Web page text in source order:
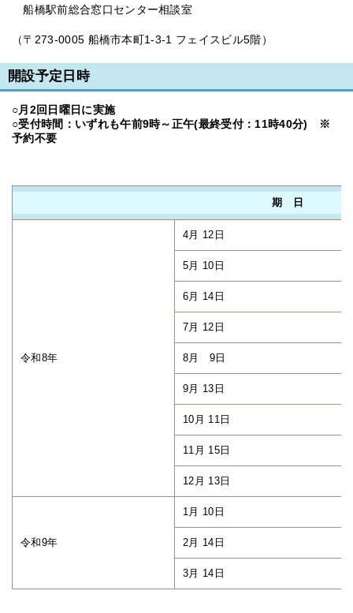
船橋駅前総合窓口センター相談室
（〒273-0005 船橋市本町1-3-1 フェイスビル5階）
開設予定日時
○月2回日曜日に実施
○受付時間：いずれも午前9時～正午(最終受付：11時40分) ※
予約不要
期 日
令和8年
4月 12日
5月 10日
6月 14日
7月 12日
8月 9日
9月 13日
10月 11日
11月 15日
12月 13日
令和9年
1月 10日
2月 14日
3月 14日